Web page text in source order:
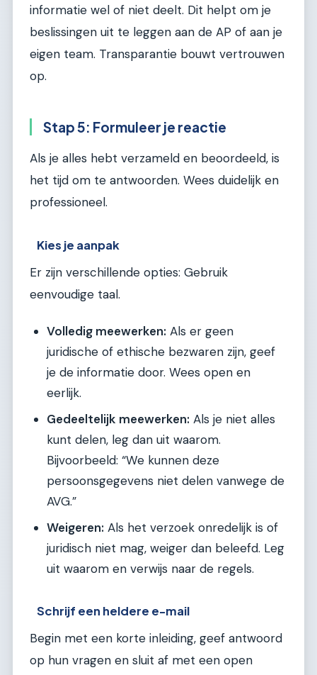
informatie wel of niet deelt. Dit helpt om je
beslissingen uit te leggen aan de AP of aan je
eigen team. Transparantie bouwt vertrouwen
op.
Stap 5: Formuleer je reactie
Als je alles hebt verzameld en beoordeeld, is
het tijd om te antwoorden. Wees duidelijk en
professioneel.
Kies je aanpak
Er zijn verschillende opties: Gebruik
eenvoudige taal.
Volledig meewerken: Als er geen
juridische of ethische bezwaren zijn, geef
je de informatie door. Wees open en
eerlijk.
Gedeeltelijk meewerken: Als je niet alles
kunt delen, leg dan uit waarom.
Bijvoorbeeld: “We kunnen deze
persoonsgegevens niet delen vanwege de
AVG.”
Weigeren: Als het verzoek onredelijk is of
juridisch niet mag, weiger dan beleefd. Leg
uit waarom en verwijs naar de regels.
Schrijf een heldere e-mail
Begin met een korte inleiding, geef antwoord
op hun vragen en sluit af met een open